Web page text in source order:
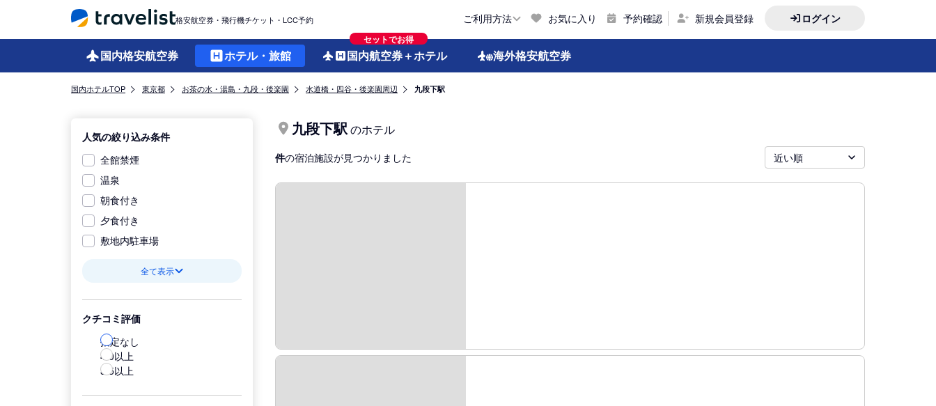
格安航空券・飛行機チケット・LCC予約 ご利用方法 お気に入り 予約確認 新規会員登録 ログイン
国内格安航空券 ホテル・旅館
セットでお得
国内航空券＋ホテル 海外格安航空券
国内ホテルTOP 東京都 お茶の水・湯島・九段・後楽園 水道橋・四谷・後楽園周辺 九段下駅
人気の絞り込み条件
全館禁煙
温泉
朝食付き
夕食付き
敷地内駐車場
全て表示
クチコミ評価
指定なし
4.0以上
3.5以上
九段下駅のホテル
件の宿泊施設が見つかりました 近い順